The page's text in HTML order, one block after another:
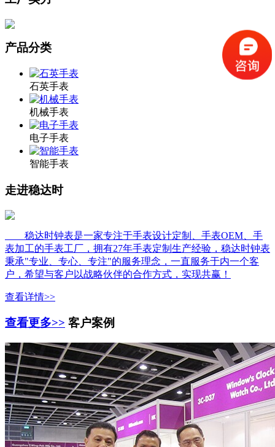
产品分类
石英手表
机械手表
电子手表
智能手表
走进稳达时
稳达时钟表是一家专注于手表设计定制、手表OEM、手
表加工的手表工厂，拥有27年手表定制生产经验，稳达时钟表
秉承"专业、专心、专注"的服务理念，一直服务于内一个客
户，希望与客户以战略伙伴的合作方式，实现共赢！
查看详情>>
查看更多>> 客户案例